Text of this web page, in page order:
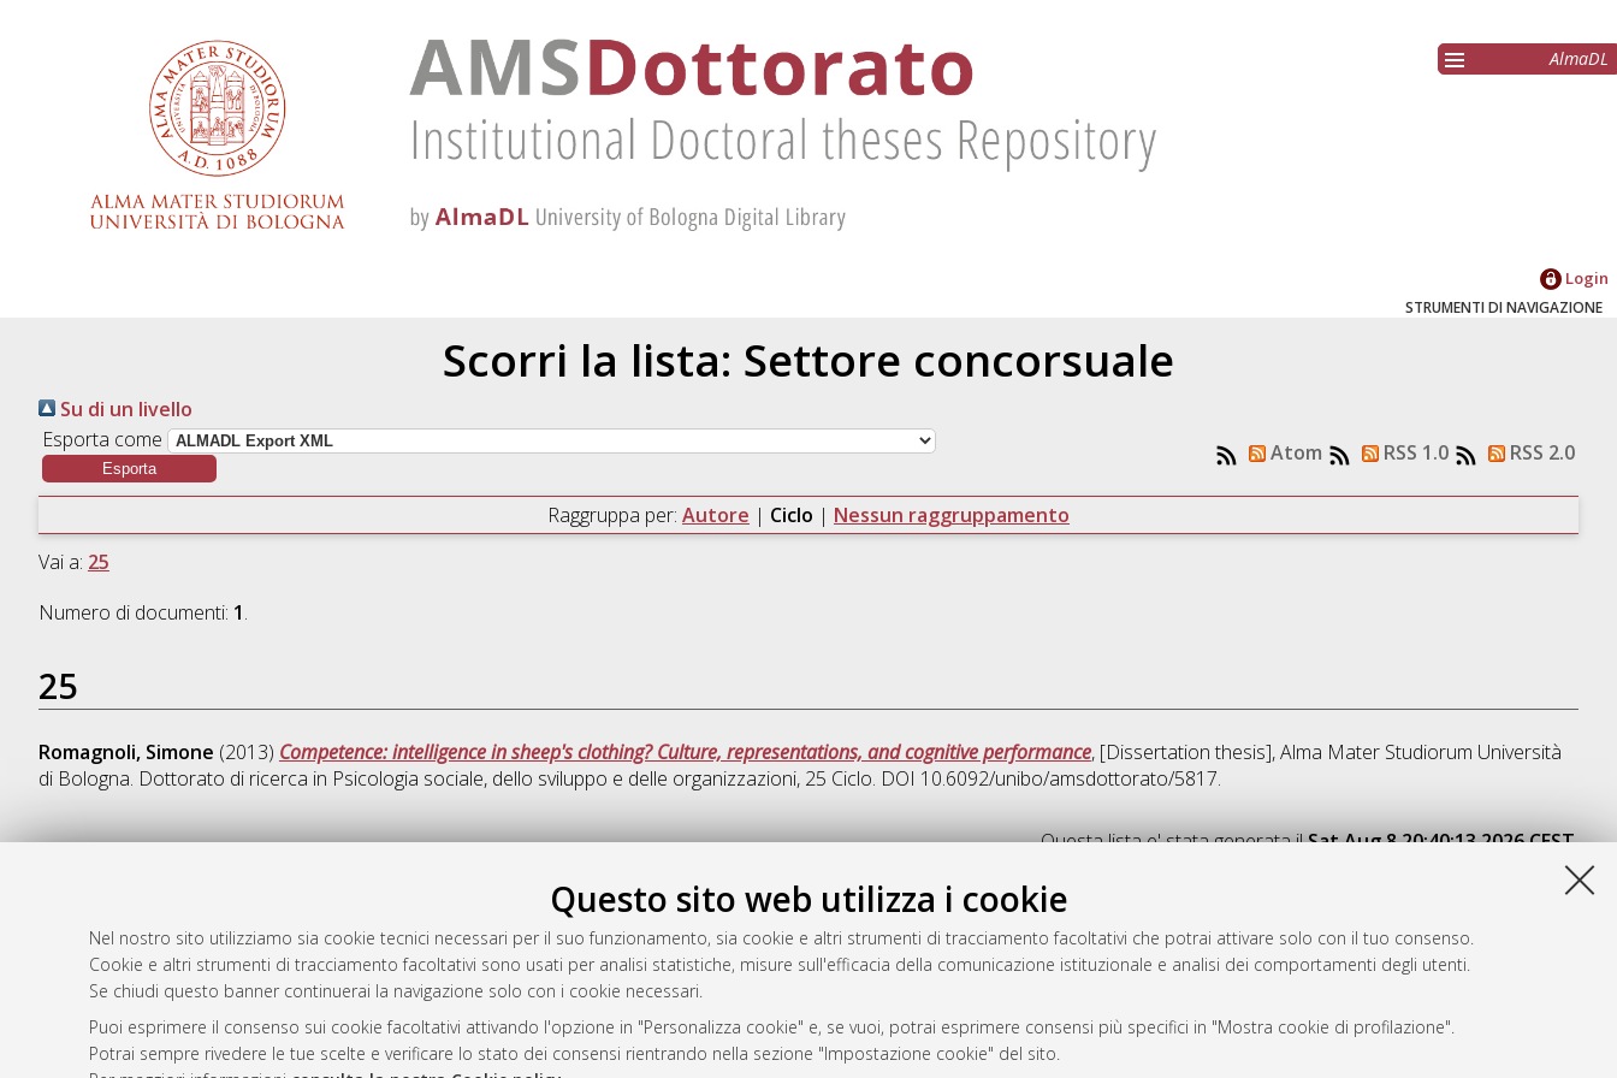
Questo sito web utilizza i cookie
Nel nostro sito utilizziamo sia cookie tecnici necessari per il suo funzionamento, sia cookie e altri strumenti di tracciamento facoltativi che potrai attivare solo con il tuo consenso.
Cookie e altri strumenti di tracciamento facoltativi sono usati per analisi statistiche, misure sull'efficacia della comunicazione istituzionale e analisi dei comportamenti degli utenti.
Se chiudi questo banner continuerai la navigazione solo con i cookie necessari.
Puoi esprimere il consenso sui cookie facoltativi attivando l'opzione in "Personalizza cookie" e, se vuoi, potrai esprimere consensi più specifici in "Mostra cookie di profilazione".
Potrai sempre rivedere le tue scelte e verificare lo stato dei consensi rientrando nella sezione "Impostazione cookie" del sito.
AlmaDL
Login
STRUMENTI DI NAVIGAZIONE
Scorri la lista: Settore concorsuale
Su di un livello
Esporta come
Atom RSS 1.0 RSS 2.0
Raggruppa per: Autore | Ciclo | Nessun raggruppamento
Vai a: 25
Numero di documenti: 1.
25
Romagnoli, Simone (2013) Competence: intelligence in sheep's clothing? Culture, representations, and cognitive performance, [Dissertation thesis], Alma Mater Studiorum Università
di Bologna. Dottorato di ricerca in Psicologia sociale, dello sviluppo e delle organizzazioni, 25 Ciclo. DOI 10.6092/unibo/amsdottorato/5817.
Questa lista e' stata generata ilSat Aug 8 20:40:13 2026 CEST.
Rss 1.0
Rss 2.0
AMS Dottorato
ISSN: 2038-7946
Servizio implementato e gestito daAlmaDL
Impostazioni Cookie
Informativa sulla privacy
Condizioni d’uso del sito